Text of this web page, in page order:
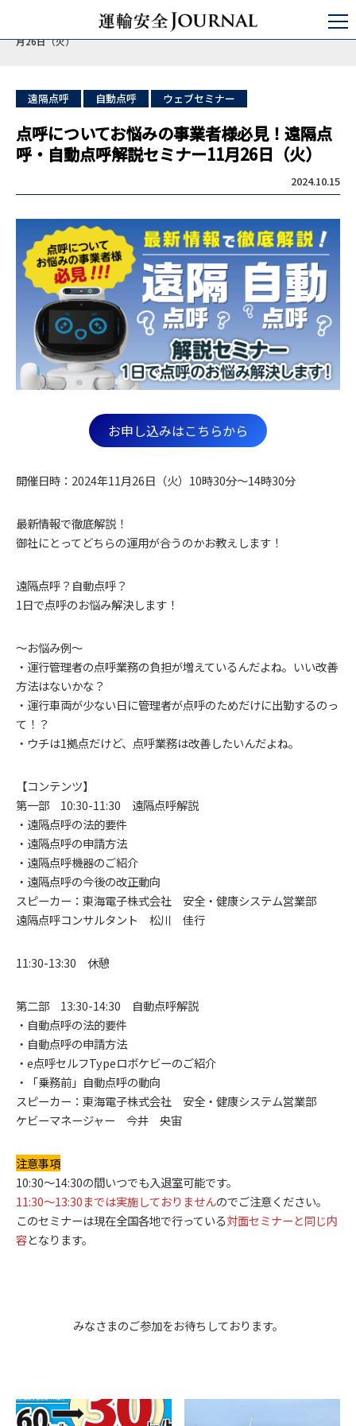
日本の運輸安全
バス/タクシー/トラック
点呼についてお悩みの事業者様必見！遠隔点呼・自動点呼解説セミナー11
月26日（火）
遠隔点呼 自動点呼 ウェブセミナー
点呼についてお悩みの事業者様必見！遠隔点
呼・自動点呼解説セミナー11月26日（火）
2024.10.15
お申し込みはこちらから
開催日時：2024年11月26日（火）10時30分～14時30分
最新情報で徹底解説！
御社にとってどちらの運用が合うのかお教えします！
遠隔点呼？自動点呼？
1日で点呼のお悩み解決します！
～お悩み例～
・運行管理者の点呼業務の負担が増えているんだよね。いい改善
方法はないかな？
・運行車両が少ない日に管理者が点呼のためだけに出勤するのっ
て！？
・ウチは1拠点だけど、点呼業務は改善したいんだよね。
【コンテンツ】
第一部 10:30-11:30 遠隔点呼解説
・遠隔点呼の法的要件
・遠隔点呼の申請方法
・遠隔点呼機器のご紹介
・遠隔点呼の今後の改正動向
スピーカー：東海電子株式会社 安全・健康システム営業部
遠隔点呼コンサルタント 松川 佳行
11:30-13:30 休憩
第二部 13:30-14:30 自動点呼解説
・自動点呼の法的要件
・自動点呼の申請方法
・e点呼セルフTypeロボケビーのご紹介
・「乗務前」自動点呼の動向
スピーカー：東海電子株式会社 安全・健康システム営業部
ケビーマネージャー 今井 央宙
注意事項
10:30～14:30の間いつでも入退室可能です。
11:30～13:30までは実施しておりませんのでご注意ください。
このセミナーは現在全国各地で行っている対面セミナーと同じ内
容となります。
みなさまのご参加をお待ちしております。